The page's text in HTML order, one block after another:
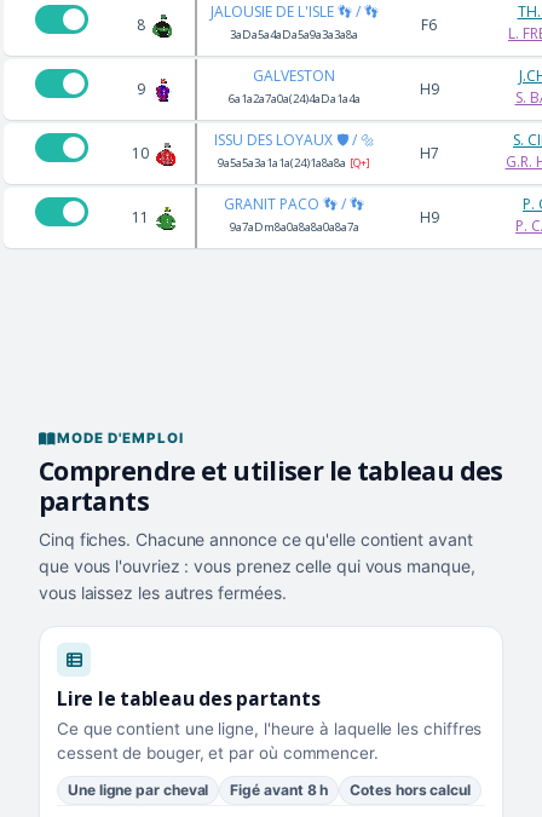
8
JALOUSIE DE L'ISLE 👣 / 👣
3aDa5a4aDa5a9a3a3a8a F6
L.
9
GALVESTON
6a1a2a7a0a(24)4aDa1a4a H9
S.
10
ISSU DES LOYAUX 🛡️ / 🔩
9a5a5a3a1a1a(24)1a8a8a [Q+] H7
S.
G.R.
11
GRANIT PACO 👣 / 👣
9a7aDm8a0a8a8a0a8a7a H9
P.
P.
MODE D'EMPLOI
Comprendre et utiliser le tableau des
partants
Cinq fiches. Chacune annonce ce qu'elle contient avant
que vous l'ouvriez : vous prenez celle qui vous manque,
vous laissez les autres fermées.
Lire le tableau des partants
Ce que contient une ligne, l'heure à laquelle les chiffres
cessent de bouger, et par où commencer.
Une ligne par cheval Figé avant 8 h Cotes hors calcul